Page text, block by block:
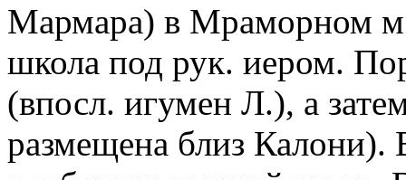
Мармара) в Мраморном
школа под рук. иером.
(впосл. игумен Л.), а
размещена близ Калони).